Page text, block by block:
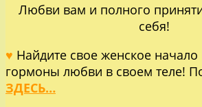
Любви вам и полного
себя!
♥ Найдите свое женское
гормоны любви в своем теле!
ЗДЕСЬ…